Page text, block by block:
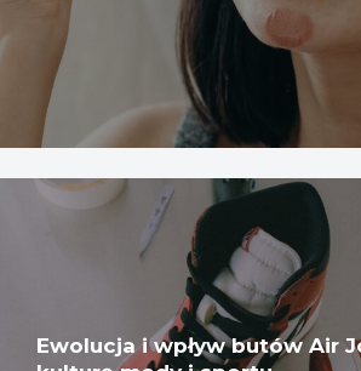
Ewolucja i wpływ butów Air